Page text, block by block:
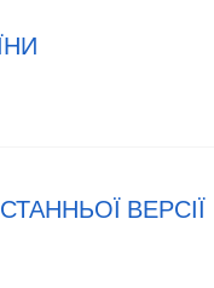
ВЕРСІЇ